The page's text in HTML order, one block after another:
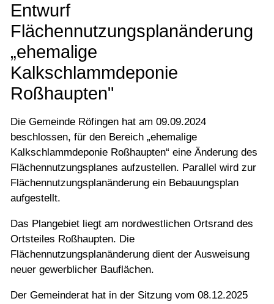
Entwurf
Flächennutzungsplanänderung
„ehemalige
Kalkschlammdeponie
Roßhaupten"
Die Gemeinde Röfingen hat am 09.09.2024
beschlossen, für den Bereich „ehemalige
Kalkschlammdeponie Roßhaupten“ eine Änderung des
Flächennutzungsplanes aufzustellen. Parallel wird zur
Flächennutzungsplanänderung ein Bebauungsplan
aufgestellt.
Das Plangebiet liegt am nordwestlichen Ortsrand des
Ortsteiles Roßhaupten. Die
Flächennutzungsplanänderung dient der Ausweisung
neuer gewerblicher Bauflächen.
Der Gemeinderat hat in der Sitzung vom 08.12.2025